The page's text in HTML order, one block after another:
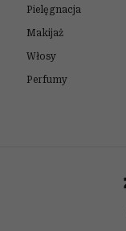
Pielęgnacja
Makijaż
Włosy
Perfumy